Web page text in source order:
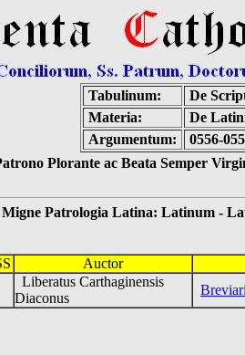
Tabulinum:
De
Materia:
De
Argumentum:
0556-
Plorante ac Beata Semper
Latina: Latinum -
Auctor
Liberatus Carthaginensis
Diaconus